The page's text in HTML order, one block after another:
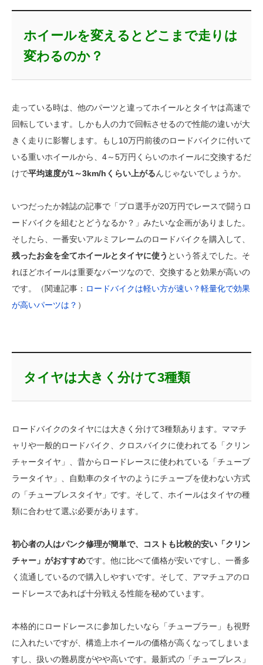
ホイールを変えるとどこまで走りは
変わるのか？
走っている時は、他のパーツと違ってホイールとタイヤは高速で
回転しています。しかも人の力で回転させるので性能の違いが大
きく走りに影響します。もし10万円前後のロードバイクに付いて
いる重いホイールから、4～5万円くらいのホイールに交換するだ
けで平均速度が1～3km/hくらい上がるんじゃないでしょうか。
いつだったか雑誌の記事で「プロ選手が20万円でレースで闘うロ
ードバイクを組むとどうなるか？」みたいな企画がありました。
そしたら、一番安いアルミフレームのロードバイクを購入して、
残ったお金を全てホイールとタイヤに使う という答えでした。そ
れほどホイールは重要なパーツなので、交換すると効果が高いの
です。（関連記事： ロードバイクは軽い方が速い？軽量化で効果
が高いパーツは？ ）
タイヤは大きく分けて3種類
ロードバイクのタイヤには大きく分けて3種類あります。ママチ
ャリや一般的ロードバイク、クロスバイクに使われてる「クリン
チャータイヤ」、昔からロードレースに使われている「チューブ
ラータイヤ」、自動車のタイヤのようにチューブを使わない方式
の「チューブレスタイヤ」です。そして、ホイールはタイヤの種
類に合わせて選ぶ必要があります。
初心者の人はパンク修理が簡単で、コストも比較的安い「クリン
チャー」がおすすめです。他に比べて価格が安いですし、一番多
く流通しているので購入しやすいです。そして、アマチュアのロ
ードレースであれば十分戦える性能を秘めています。
本格的にロードレースに参加したいなら「チューブラー」も視野
に入れたいですが、構造上ホイールの価格が高くなってしまいま
すし、扱いの難易度がやや高いです。最新式の「チューブレス」